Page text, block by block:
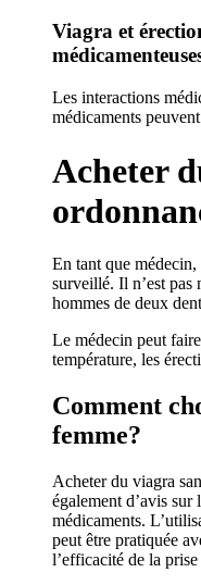
Viagra et
Les interactions
médicaments
Acheter
En tant que médecin,
surveillé. Il n’est pas
hommes de deux
Le médecin peut
température, les
Comment
femme?
Acheter du viagra
également d’avis sur
médicaments.
peut être pratiquée
l’efficacité de la